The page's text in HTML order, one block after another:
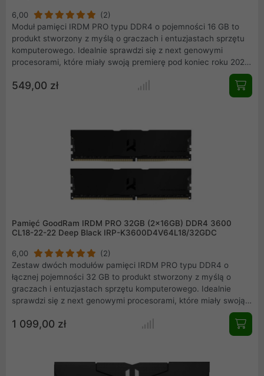
6,00
(2)
Moduł pamięci IRDM PRO typu DDR4 o pojemności 16 GB to
produkt stworzony z myślą o graczach i entuzjastach sprzętu
komputerowego. Idealnie sprawdzi się z next genowymi
procesorami, które miały swoją premierę pod koniec roku 2020.
Moduł został wykonany z wyselekcjonowanych kości pamięci
oraz 8-warstwowej płytki PCB. Całość została zamknięta w
stylowy, odprowadzający nadmiar ciepła radiator w kolorze
549,00 zł
Pamięć GoodRam IRDM PRO 32GB (2x16GB) DDR4 3600
CL18-22-22 Deep Black IRP-K3600D4V64L18/32GDC
6,00
(2)
Zestaw dwóch modułów pamięci IRDM PRO typu DDR4 o
łącznej pojemności 32 GB to produkt stworzony z myślą o
graczach i entuzjastach sprzętu komputerowego. Idealnie
sprawdzi się z next genowymi procesorami, które miały swoją
premierę pod koniec roku 2020. Moduły zostały wykonane z
wyselekcjonowanych kości pamięci oraz 8-warstwowej płytki
PCB. Całość została zamknięta w stylowe, odprowadzające
1 099,00 zł